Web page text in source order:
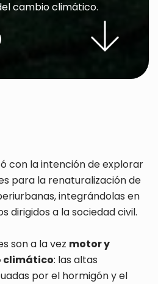
cambio climático.
con la intención de explorar
para la renaturalización de
integrándolas en
dirigidos a la sociedad civil.
son a la vez motor y
climático: las altas
por el hormigón y el